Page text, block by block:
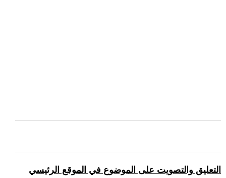
التعليق والتصويت على الموضوع في الموقع الرئيسي